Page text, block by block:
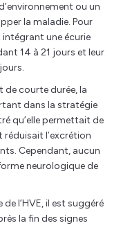
ou un
la maladie. Pour
une écurie
14 à 21 jours et leur
de courte durée, la
dans la stratégie
qu’elle permettait de
l’excrétion
Cependant, aucun
neurologique de
l’HVE, il est suggéré
la fin des signes